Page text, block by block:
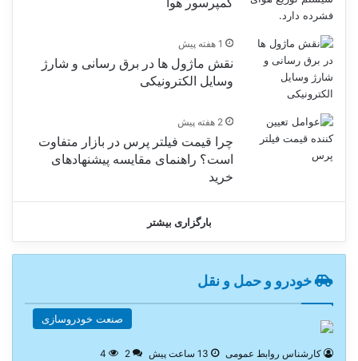
1 هفته پیش
نقش ماژول ها در برق رسانی و شارژ
وسایل الکترونیکی
2 هفته پیش
چرا قیمت فیلتر پرس در بازار متفاوت
است؟ راهنمای مقایسه پیشنهادهای
خرید
بارگزاری بیشتر
خودرو و حمل و نقل
صنعت خودروسازی
کارشناس روابط عمومی 13 ساعت پیش 2
4